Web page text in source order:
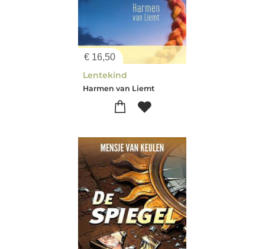
€ 16,50
Lentekind
Harmen van Liemt